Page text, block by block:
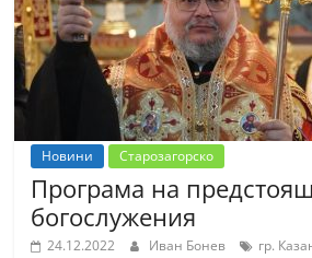
Новини Старозагорско
Програма на
богослужения
24.12.2022 Иван Бонев гр.